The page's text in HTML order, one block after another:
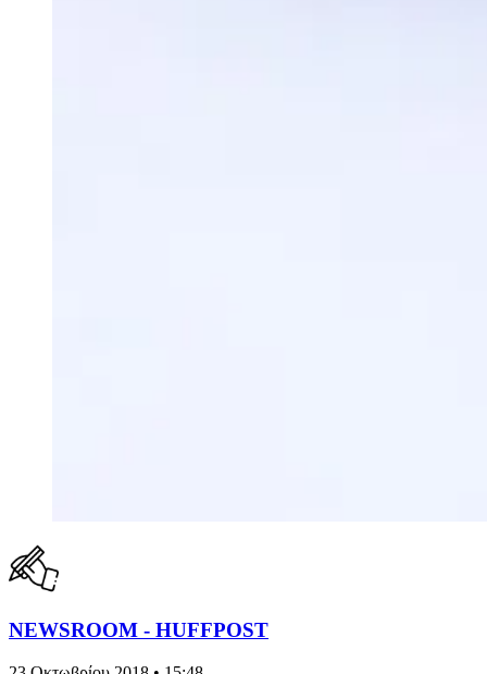
NEWSROOM - HUFFPOST